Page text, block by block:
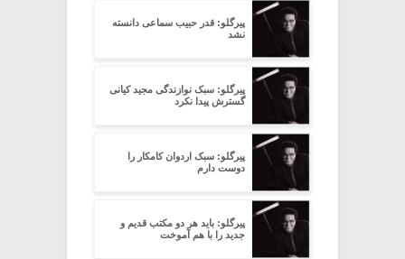
پیرگلو: قدر حبیب سماعی دانسته
نشد
پیرگلو: سبک نوازندگی مجید کیانی
گسترش پیدا نکرد
پیرگلو: سبک اردوان کامکار را
دوست دارم
پیرگلو: باید هر دو مکتب قدیم و
جدید را با هم آموخت